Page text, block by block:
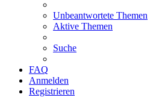
Unbeantwortete Themen
Aktive Themen
Suche
FAQ
Anmelden
Registrieren